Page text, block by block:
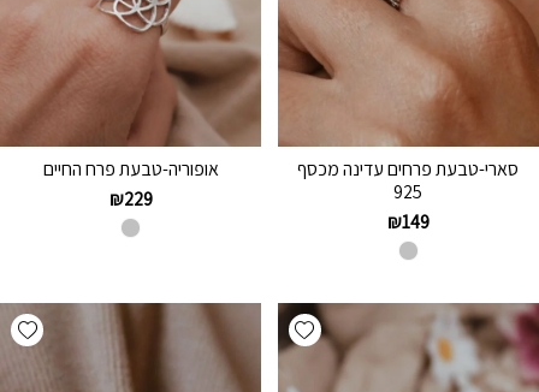
סארי-טבעת פרחים עדינה מכסף
925
₪149
אופוריה-טבעת פרח החיים
₪229
Add wishlist